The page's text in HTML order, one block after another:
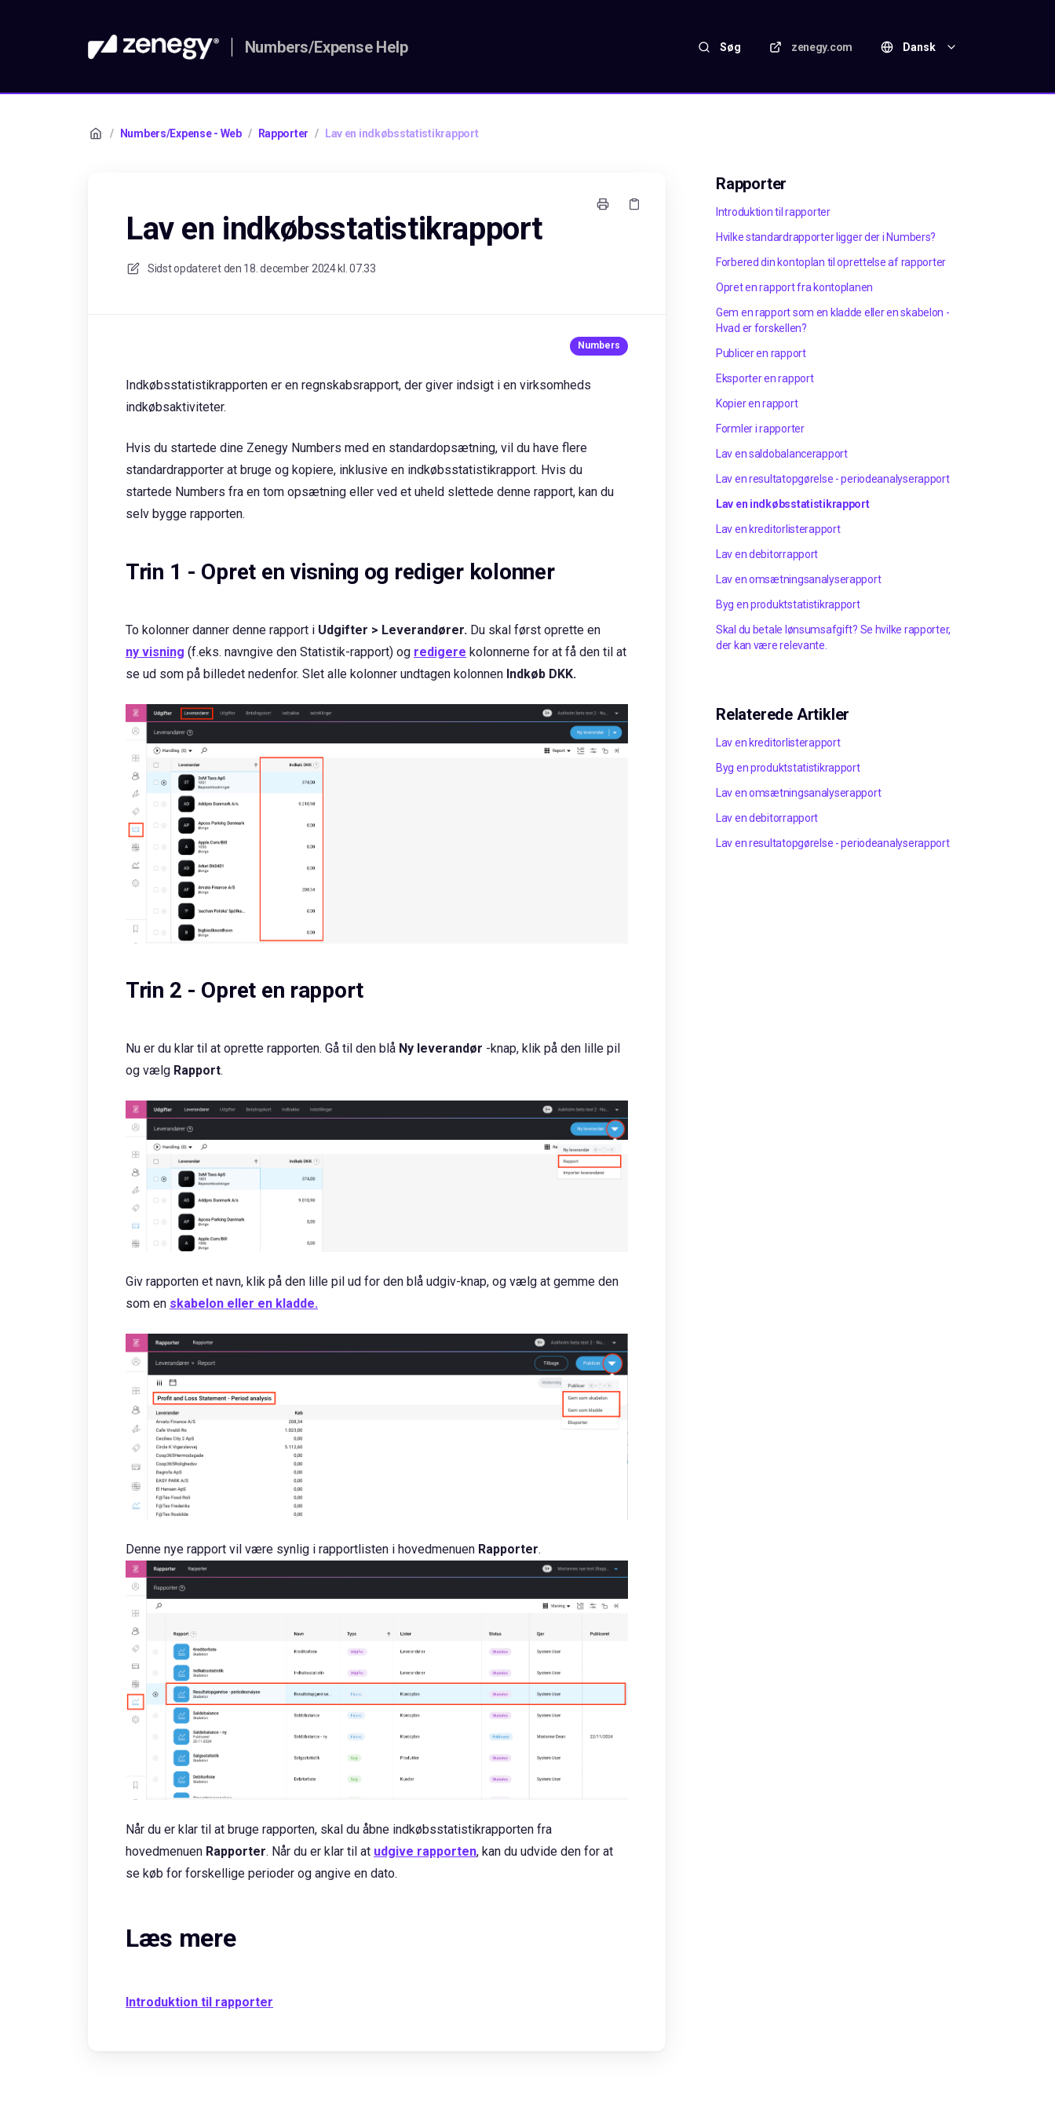
Numbers/Expense Help Søg zenegy.com Dansk
/ Numbers/Expense - Web / Rapporter / Lav en indkøbsstatistikrapport
Lav en indkøbsstatistikrapport
Sidst opdateret den 18. december 2024 kl. 07.33
Indkøbsstatistikrapporten er en regnskabsrapport, der giver indsigt i en virksomheds
indkøbsaktiviteter.
Hvis du startede dine Zenegy Numbers med en standardopsætning, vil du have flere
standardrapporter at bruge og kopiere, inklusive en indkøbsstatistikrapport. Hvis du
startede Numbers fra en tom opsætning eller ved et uheld slettede denne rapport, kan du
selv bygge rapporten.
Trin 1 - Opret en visning og rediger kolonner
To kolonner danner denne rapport i Udgifter > Leverandører. Du skal først oprette en
ny visning (f.eks. navngive den Statistik-rapport) og redigere kolonnerne for at få den til at
se ud som på billedet nedenfor. Slet alle kolonner undtagen kolonnen Indkøb DKK.
Trin 2 - Opret en rapport
Nu er du klar til at oprette rapporten. Gå til den blå Ny leverandør -knap, klik på den lille pil
og vælg Rapport.
Giv rapporten et navn, klik på den lille pil ud for den blå udgiv-knap, og vælg at gemme den
som en skabelon eller en kladde.
Denne nye rapport vil være synlig i rapportlisten i hovedmenuen Rapporter.
Når du er klar til at bruge rapporten, skal du åbne indkøbsstatistikrapporten fra
hovedmenuen Rapporter. Når du er klar til at udgive rapporten, kan du udvide den for at
se køb for forskellige perioder og angive en dato.
Læs mere
Introduktion til rapporter
Rapporter
Introduktion til rapporter
Hvilke standardrapporter ligger der i Numbers?
Forbered din kontoplan til oprettelse af rapporter
Opret en rapport fra kontoplanen
Gem en rapport som en kladde eller en skabelon -
Hvad er forskellen?
Publicer en rapport
Eksporter en rapport
Kopier en rapport
Formler i rapporter
Lav en saldobalancerapport
Lav en resultatopgørelse - periodeanalyserapport
Lav en indkøbsstatistikrapport
Lav en kreditorlisterapport
Lav en debitorrapport
Lav en omsætningsanalyserapport
Byg en produktstatistikrapport
Skal du betale lønsumsafgift? Se hvilke rapporter,
der kan være relevante.
Relaterede Artikler
Lav en kreditorlisterapport
Byg en produktstatistikrapport
Lav en omsætningsanalyserapport
Lav en debitorrapport
Lav en resultatopgørelse - periodeanalyserapport